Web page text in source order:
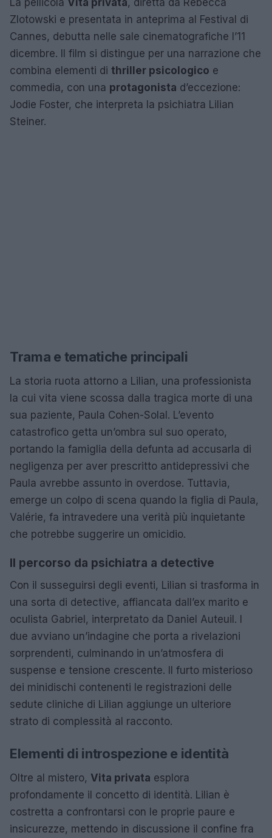
Zlotowski e presentata in anteprima al Festival di
Cannes, debutta nelle sale cinematografiche l’11
dicembre. Il film si distingue per una narrazione che
combina elementi di thriller psicologico e
commedia, con una protagonista d’eccezione:
Jodie Foster, che interpreta la psichiatra Lilian
Steiner.
Trama e tematiche principali
La storia ruota attorno a Lilian, una professionista
la cui vita viene scossa dalla tragica morte di una
sua paziente, Paula Cohen-Solal. L’evento
catastrofico getta un’ombra sul suo operato,
portando la famiglia della defunta ad accusarla di
negligenza per aver prescritto antidepressivi che
Paula avrebbe assunto in overdose. Tuttavia,
emerge un colpo di scena quando la figlia di Paula,
Valérie, fa intravedere una verità più inquietante
che potrebbe suggerire un omicidio.
Il percorso da psichiatra a detective
Con il susseguirsi degli eventi, Lilian si trasforma in
una sorta di detective, affiancata dall’ex marito e
oculista Gabriel, interpretato da Daniel Auteuil. I
due avviano un’indagine che porta a rivelazioni
sorprendenti, culminando in un’atmosfera di
suspense e tensione crescente. Il furto misterioso
dei minidischi contenenti le registrazioni delle
sedute cliniche di Lilian aggiunge un ulteriore
strato di complessità al racconto.
Elementi di introspezione e identità
Oltre al mistero, Vita privata esplora
profondamente il concetto di identità. Lilian è
costretta a confrontarsi con le proprie paure e
insicurezze, mettendo in discussione il confine fra